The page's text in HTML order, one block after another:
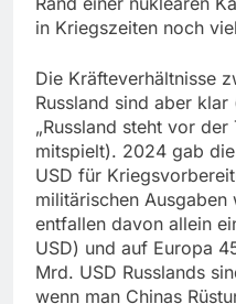
in Kriegszeiten noch
Die Kräfteverhältnisse
Russland sind aber klar
„Russland steht vor der
mitspielt). 2024 gab
USD für
militärischen
entfallen davon allein
USD) und auf Europa
Mrd. USD Russlands
wenn man Chinas